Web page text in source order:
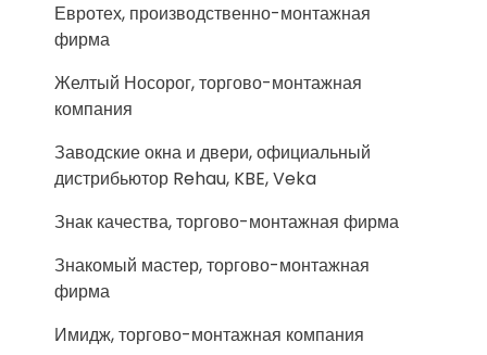
Евротех, производственно-монтажная
фирма
Желтый Носорог, торгово-монтажная
компания
Заводские окна и двери, официальный
дистрибьютор Rehau, KBE, Veka
Знак качества, торгово-монтажная фирма
Знакомый мастер, торгово-монтажная
фирма
Имидж, торгово-монтажная компания